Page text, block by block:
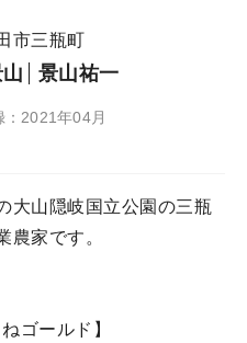
市三瓶町
景山祐一
2021年04月
大山隠岐国立公園の三瓶
農家です。
ゴールド】